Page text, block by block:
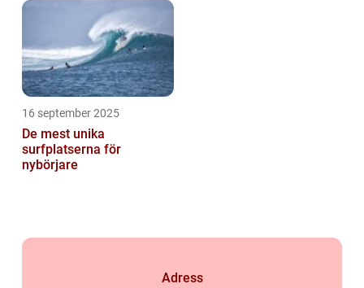
16 september 2025
De mest unika
surfplatserna för
nybörjare
Adress